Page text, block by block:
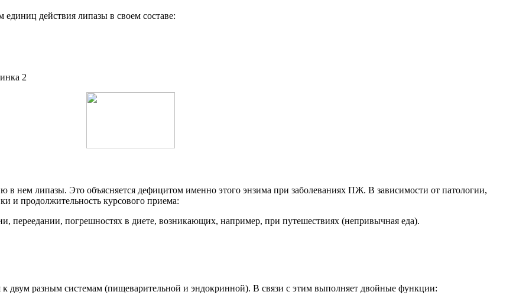
единиц действия липазы в своем составе:
в нем липазы. Это объясняется дефицитом именно этого энзима при заболеваниях ПЖ. В зависимости от патологии,
и продолжительность курсового приема:
переедании, погрешностях в диете, возникающих, например, при путешествиях (непривычная еда).
двум разным системам (пищеварительной и эндокринной). В связи с этим выполняет двойные функции: